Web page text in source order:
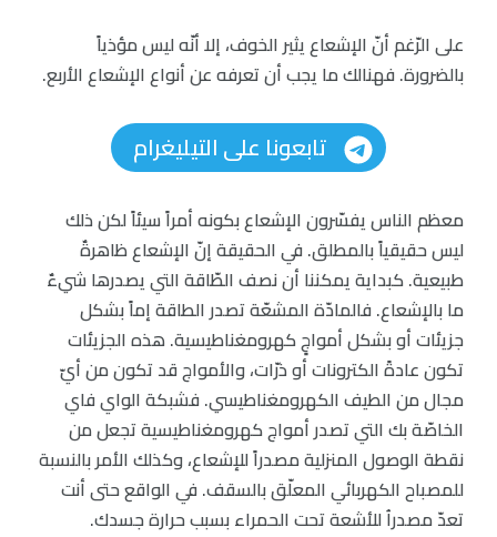
على الرّغم أنّ الإشعاع يثير الخوف، إلا أنّه ليس مؤذياً
بالضرورة. فهنالك ما يجب أن تعرفه عن أنواع الإشعاع الأربع.
تابعونا على التيليغرام
معظم الناس يفسّرون الإشعاع بكونه أمراً سيئاً لكن ذلك
ليس حقيقياً بالمطلق. في الحقيقة إنّ الإشعاع ظاهرةٌ
طبيعية. كبداية يمكننا أن نصف الطّاقة التي يصدرها شيءٌ
ما بالإشعاع. فالمادّة المشعّة تصدر الطاقة إماً بشكل
جزيئات أو بشكل أمواجٍ كهرومغناطيسية. هذه الجزيئات
تكون عادةً الكترونات أو ذرّات، والأمواج قد تكون من أيّ
مجال من الطيف الكهرومغناطيسي. فشبكة الواي فاي
الخاصّة بك التي تصدر أمواج كهرومغناطيسية تجعل من
نقطة الوصول المنزلية مصدراً للإشعاع، وكذلك الأمر بالنسبة
للمصباح الكهربائي المعلّق بالسقف. في الواقع حتى أنت
تعدّ مصدراُ للأشعة تحت الحمراء بسبب حرارة جسدك.